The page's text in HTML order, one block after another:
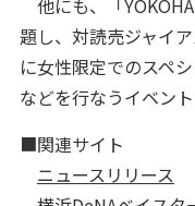
他にも、「
題し、対読売ジャイ
に女性限定でのスペ
などを行なうイベント
■関連サイト
ニュースリリース